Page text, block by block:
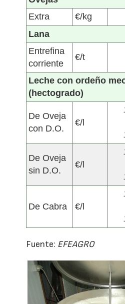
Extra
€/kg
Lana
Entrefina
corriente
€/t
Leche con ordeño
(hectogrado)
De Oveja
con D.O.
€/l
De Oveja
sin D.O.
€/l
De Cabra €/l
Fuente: EFEAGRO